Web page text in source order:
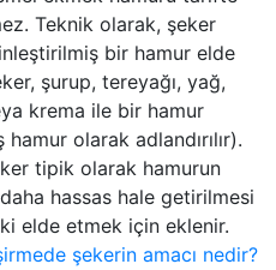
Teknik olarak, şeker
bir hamur elde
şurup, tereyağı, yağ,
krema ile bir hamur
olarak adlandırılır).
tipik olarak hamurun
hassas hale getirilmesi
elde etmek için eklenir.
şekerin amacı nedir?